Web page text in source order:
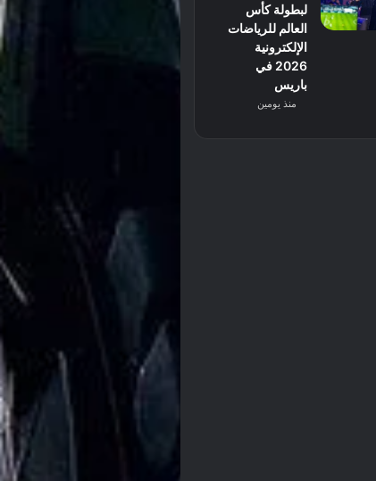
لبطولة كأس
العالم للرياضات
الإلكترونية
2026 في
باريس
منذ يومين